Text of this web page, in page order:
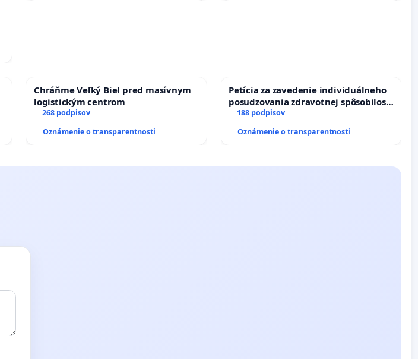
Chráňme Veľký Biel pred masívnym
logistickým centrom
268 podpisov
Oznámenie o transparentnosti
Petícia za zavedenie individuálneho
posudzovania zdravotnej spôsobilosti
osôb s diabetom 1. a 2. typu pri
prijímaní do Policajného zboru SR
188 podpisov
Oznámenie o transparentnosti